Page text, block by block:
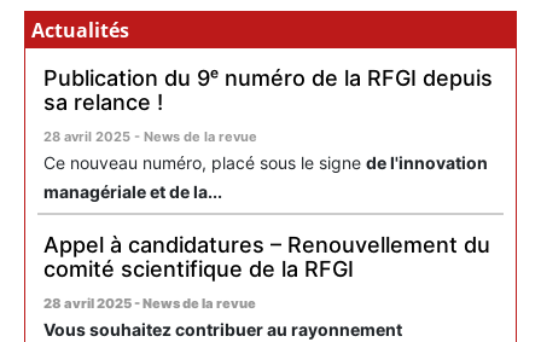
Actualités
Publication du 9ᵉ numéro de la RFGI depuis
sa relance !
28 avril 2025 - News de la revue
Ce nouveau numéro, placé sous le signe de l'innovation
managériale et de la...
Appel à candidatures – Renouvellement du
comité scientifique de la RFGI
28 avril 2025 - News de la revue
Vous souhaitez contribuer au rayonnement